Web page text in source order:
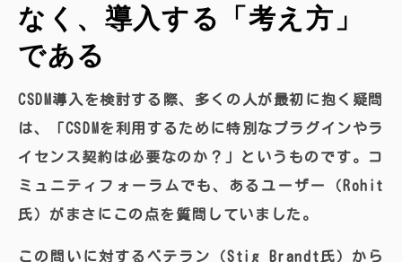
なく、導入する「考え方」
である
CSDM導入を検討する際、多くの人が最初に抱く疑問
は、「CSDMを利用するために特別なプラグインやラ
イセンス契約は必要なのか？」というものです。コ
ミュニティフォーラムでも、あるユーザー（Rohit
氏）がまさにこの点を質問していました。
この問いに対するベテラン（Stig Brandt氏）から